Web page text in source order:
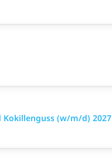
(w/m/d) 2027